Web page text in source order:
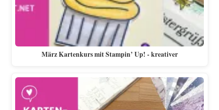
März Kartenkurs mit Stampin’ Up! - kreativer